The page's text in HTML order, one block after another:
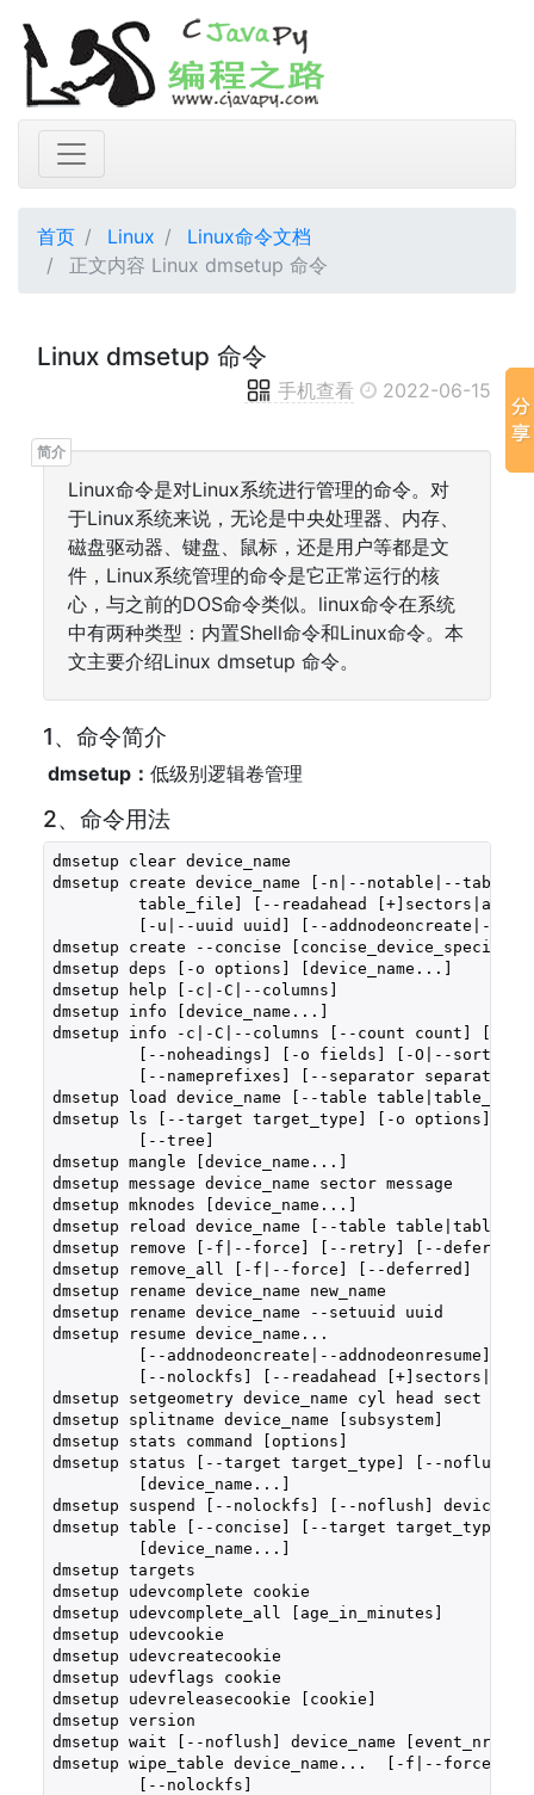
首页 Linux
Linux命令文档
正文内容 Linux dmsetup 命令
Linux dmsetup 命令
手机查看 2022-06-15
Linux命令是对Linux系统进行管理的命令。对
于Linux系统来说，无论是中央处理器、内存、
磁盘驱动器、键盘、鼠标，还是用户等都是文
件，Linux系统管理的命令是它正常运行的核
心，与之前的DOS命令类似。linux命令在系统
中有两种类型：内置Shell命令和Linux命令。本
文主要介绍Linux dmsetup 命令。
1、命令简介
dmsetup： 低级别逻辑卷管理
2、命令用法
dmsetup clear device_name
dmsetup create device_name [-n|--notable|--table
table_file] [--readahead
[-u|--uuid uuid] [--addnodeoncreate|--
dmsetup create --concise
dmsetup deps [-o options] [device_name...]
dmsetup help [-c|-C|--columns]
dmsetup info [device_name...]
dmsetup info -c|-C|--columns [--count count] [--
[--noheadings] [-o fields] [-O|--sort
[--nameprefixes] [--separator separator]
dmsetup load device_name [--table
dmsetup ls [--target target_type] [-o options] [--
         [--tree]
dmsetup mangle [device_name...]
dmsetup message device_name sector message
dmsetup mknodes [device_name...]
dmsetup reload device_name [--table
dmsetup remove [-f|--force] [--retry] [--deferred]
dmsetup remove_all [-f|--force] [--deferred]
dmsetup rename device_name new_name
dmsetup rename device_name --setuuid uuid
dmsetup resume device_name...
[--addnodeoncreate|--addnodeonresume] [--
[--nolockfs] [--readahead
dmsetup setgeometry device_name cyl head sect
dmsetup splitname device_name [subsystem]
dmsetup stats command [options]
dmsetup status [--target target_type] [--noflush]
         [device_name...]
dmsetup suspend [--nolockfs] [--noflush]
dmsetup table [--concise] [--target target_type]
         [device_name...]
dmsetup targets
dmsetup udevcomplete cookie
dmsetup udevcomplete_all [age_in_minutes]
dmsetup udevcookie
dmsetup udevcreatecookie
dmsetup udevflags cookie
dmsetup udevreleasecookie [cookie]
dmsetup version
dmsetup wait [--noflush] device_name [event_nr]
dmsetup wipe_table device_name...  [-f|--force]
         [--nolockfs]